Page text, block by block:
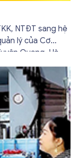
NTĐT sang hệ
lý của Cơ
Quang, Hà
Bình, Vĩnh Phúc,